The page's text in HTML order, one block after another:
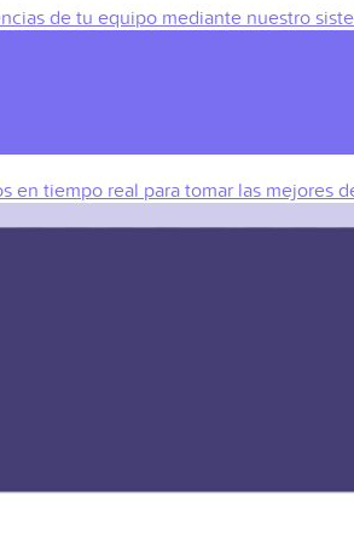
de tu equipo mediante nuestro
en tiempo real para tomar las mejores